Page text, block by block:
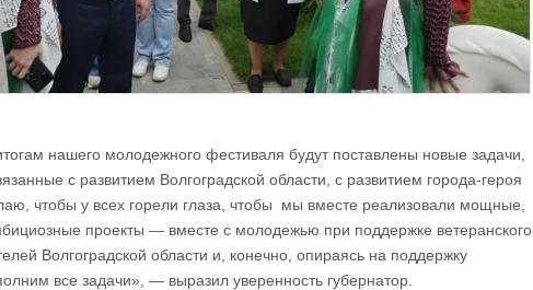
нашего молодежного фестиваля будут поставлены новые задачи,
с развитием Волгоградской области, с развитием города-героя
чтобы у всех горели глаза, чтобы мы вместе реализовали мощные,
проекты — вместе с молодежью при поддержке ветеранского
Волгоградской области и, конечно, опираясь на поддержку
все задачи», — выразил уверенность губернатор.